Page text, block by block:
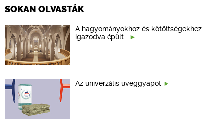
SOKAN OLVASTÁK
A hagyományokhoz és kötöttségekhez
igazodva épült…
Az univerzális üveggyapot